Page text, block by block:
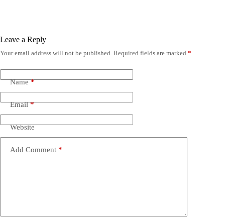
Leave a Reply
Your email address will not be published. Required fields are marked *
Name*
Email*
Website
Add Comment *